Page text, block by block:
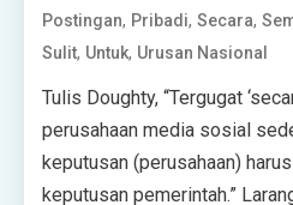
Postingan, Pribadi,Secara,
Sulit, Untuk, Urusan Nasional
Tulis Doughty, “Tergugat
perusahaan media sosial
keputusan (perusahaan)
keputusan pemerintah.”